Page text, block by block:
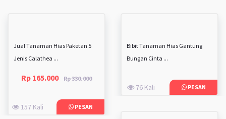
Jual Tanaman Hias Paketan 5
Jenis Calathea ...
Rp 165.000 Rp 330.000
157 Kali PESAN
Bibit Tanaman Hias Gantung
Bungan Cinta ...
76 Kali PESAN